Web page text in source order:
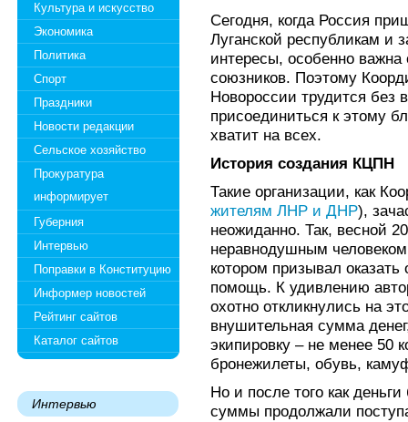
Культура и искусство
Экономика
Политика
Спорт
Праздники
Новости редакции
Сельское хозяйство
Прокуратура
информирует
Губерния
Интервью
Поправки в Конституцию
Информер новостей
Рейтинг сайтов
Каталог сайтов
Интервью
Сегодня, когда Россия
Луганской республикам и
интересы, особенно
союзников. Поэтому
Новороссии трудится
присоединиться к этому
хватит на всех.
История создания КЦПН
Такие организации, как
жителям ЛНР и ДНР),
неожиданно. Так, весной
неравнодушным
котором призывал
помощь. К удивлению
охотно откликнулись на
внушительная сумма
экипировку – не менее 50
бронежилеты, обувь,
Но и после того как
суммы продолжали